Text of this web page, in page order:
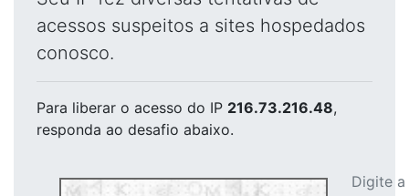
acessos suspeitos a sites hospedados
conosco.
Para liberar o acesso do IP 216.73.216.48,
responda ao desafio abaixo.
Digite